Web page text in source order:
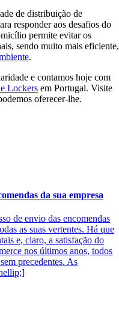
de distribuição de
responder aos desafios do
permite evitar os
sendo muito mais eficiente,
.
e contamos hoje com
Lockers em Portugal. Visite
oferecer-lhe.
da sua empresa
de envio das encomendas
as suas vertentes. Há que
e, claro, a satisfação do
nos últimos anos, todos
precedentes. As